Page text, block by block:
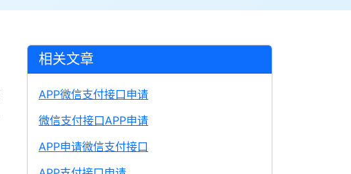
相关文章
APP微信支付接口申请
微信支付接口APP申请
APP申请微信支付接口